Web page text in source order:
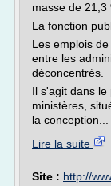
masse de 21,3
La fonction
Les emplois
entre les
déconcentrés.
Il s'agit dans
ministères,
la conception...
Lire la suite
Site : http://